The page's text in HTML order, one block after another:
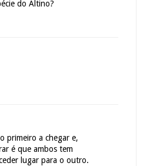
do Altino?
primeiro a chegar e,
é que ambos tem
lugar para o outro.